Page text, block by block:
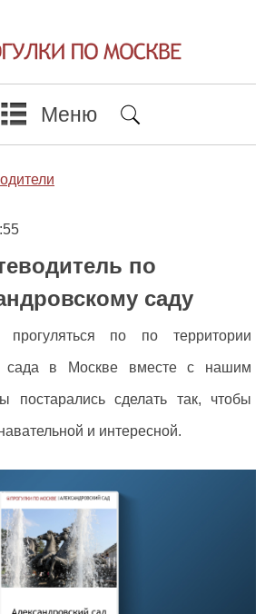
Меню
по
саду
по по территории
сада в Москве вместе с нашим
постарались сделать так, чтобы
и интересной.